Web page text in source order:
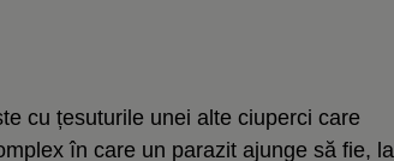
cu țesuturile unei alte ciuperci care
în care un parazit ajunge să fie, la